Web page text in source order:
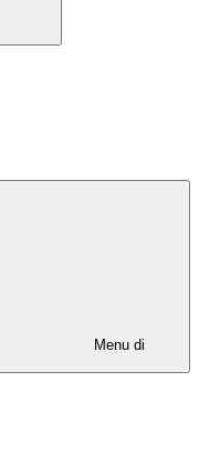
Menu di